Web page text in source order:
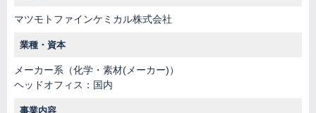
マツモトファインケミカル株式会社
業種・資本
メーカー系（化学・素材(メーカー)）
ヘッドオフィス：国内
事業内容